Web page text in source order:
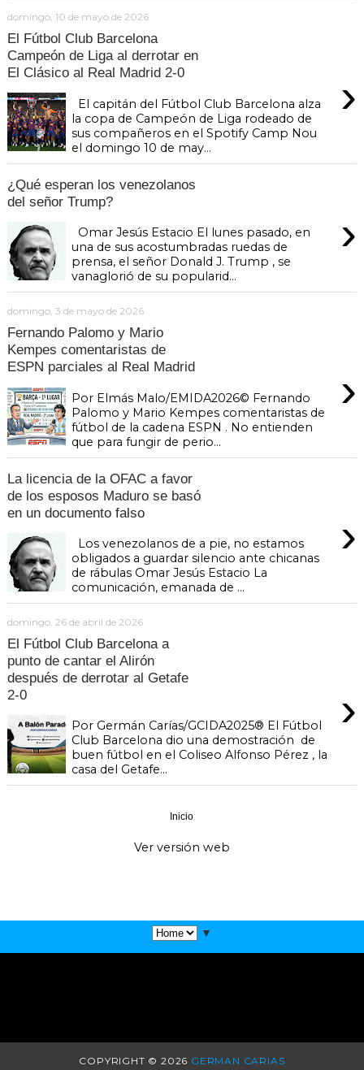
domingo, 10 de mayo de 2026
El Fútbol Club Barcelona
Campeón de Liga al derrotar en
El Clásico al Real Madrid 2-0
›
El capitán del Fútbol Club Barcelona alza
la copa de Campeón de Liga rodeado de
sus compañeros en el Spotify Camp Nou
el domingo 10 de may...
¿Qué esperan los venezolanos
del señor Trump?
›
Omar Jesús Estacio El lunes pasado, en
una de sus acostumbradas ruedas de
prensa, el señor Donald J. Trump , se
vanaglorió de su popularid...
domingo, 3 de mayo de 2026
Fernando Palomo y Mario
Kempes comentaristas de
ESPN parciales al Real Madrid
›
Por Elmás Malo/EMIDA2026© Fernando
Palomo y Mario Kempes comentaristas de
fútbol de la cadena ESPN . No entienden
que para fungir de perio...
La licencia de la OFAC a favor
de los esposos Maduro se basó
en un documento falso
›
Los venezolanos de a pie, no estamos
obligados a guardar silencio ante chicanas
de rábulas Omar Jesús Estacio La
comunicación, emanada de ...
domingo, 26 de abril de 2026
El Fútbol Club Barcelona a
punto de cantar el Alirón
después de derrotar al Getafe
2-0
›
Por Germán Carías/GCIDA2025® El Fútbol
Club Barcelona dio una demostración de
buen fútbol en el Coliseo Alfonso Pérez , la
casa del Getafe...
Inicio
Ver versión web
▼
COPYRIGHT ©2026 GERMAN CARIAS